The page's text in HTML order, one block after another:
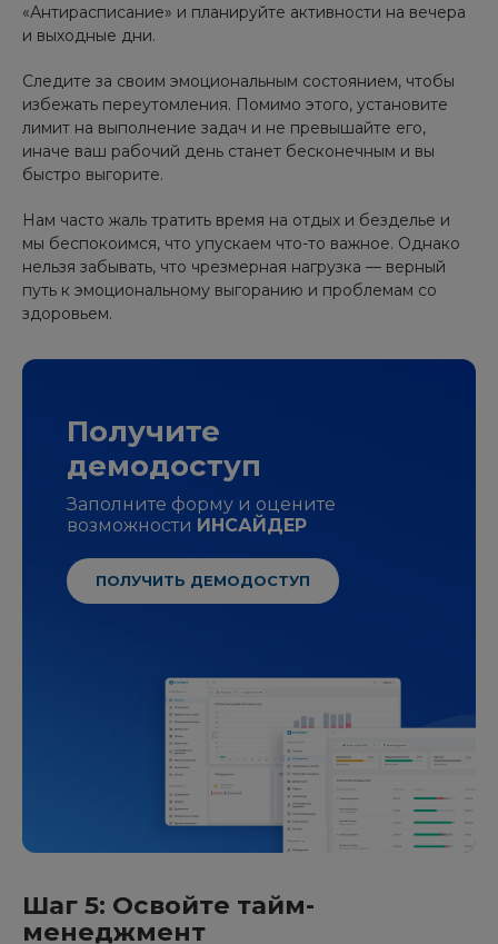
«Антирасписание» и планируйте активности на вечера
и выходные дни.
Следите за своим эмоциональным состоянием, чтобы
избежать переутомления. Помимо этого, установите
лимит на выполнение задач и не превышайте его,
иначе ваш рабочий день станет бесконечным и вы
быстро выгорите.
Нам часто жаль тратить время на отдых и безделье и
мы беспокоимся, что упускаем что-то важное. Однако
нельзя забывать, что чрезмерная нагрузка — верный
путь к эмоциональному выгоранию и проблемам со
здоровьем.
Получите
демодоступ
Заполните форму и оцените
возможности ИНСАЙДЕР
ПОЛУЧИТЬ ДЕМОДОСТУП
Шаг 5: Освойте тайм-
менеджмент